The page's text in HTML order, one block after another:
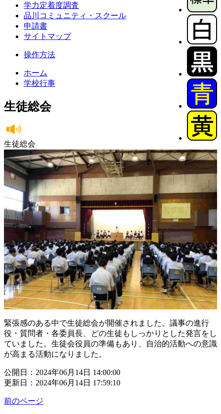
学力定着度調査
品川コミュニティ・スクール
申請書
サイトマップ
操作方法
ホーム
学校行事
生徒総会
生徒総会
緊張感のある中で生徒総会が開催されました。議事の進行
役・質問者・各委員長、どの生徒もしっかりとした発言をし
ていました。生徒会役員の準備もあり、自治的活動への意識
が高まる活動になりました。
公開日：2024年06月14日 14:00:00
更新日：2024年06月14日 17:59:10
前のページ